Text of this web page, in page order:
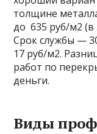
толщине
до 635 руб/м2 (в
Срок службы —
17 руб/м2.
работ по
деньги.
Виды